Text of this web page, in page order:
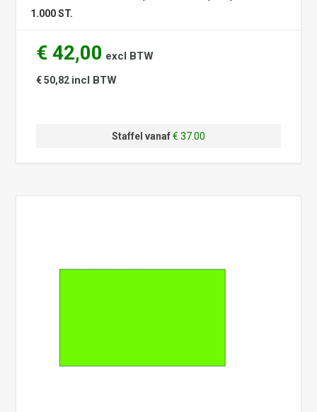
1.000 ST.
€ 42,00 excl BTW
€ 50,82 incl BTW
Staffel vanaf€ 37.00